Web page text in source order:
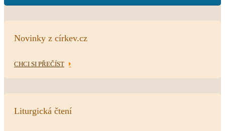
Novinky z církev.cz
CHCI SI PŘEČÍST
Liturgická čtení